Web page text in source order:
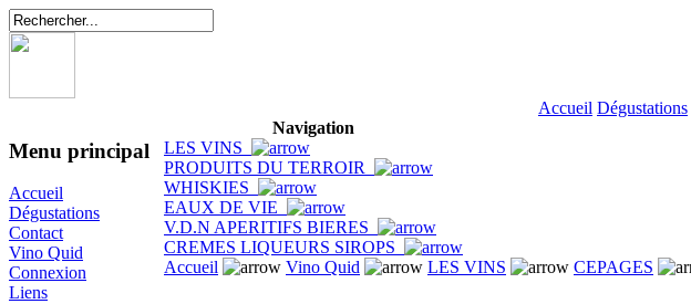
Accueil Dégustations
Menu principal
Accueil
Dégustations
Contact
Vino Quid
Connexion
Liens
Navigation
LES VINS
PRODUITS DU TERROIR
WHISKIES
EAUX DE VIE
V.D.N APERITIFS BIERES
CREMES LIQUEURS SIROPS
Accueil
Vino Quid LES VINS CEPAGES